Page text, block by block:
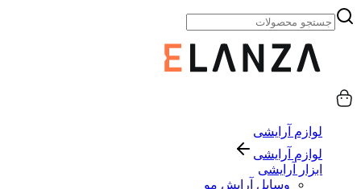
لوازم آرایشی
لوازم آرایشی
ابزار آرایشی
وسایل آرایش مو